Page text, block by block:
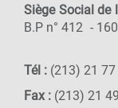
Siège Social de
B.P n° 412 -
Tél : (213) 21
Fax : (213) 21